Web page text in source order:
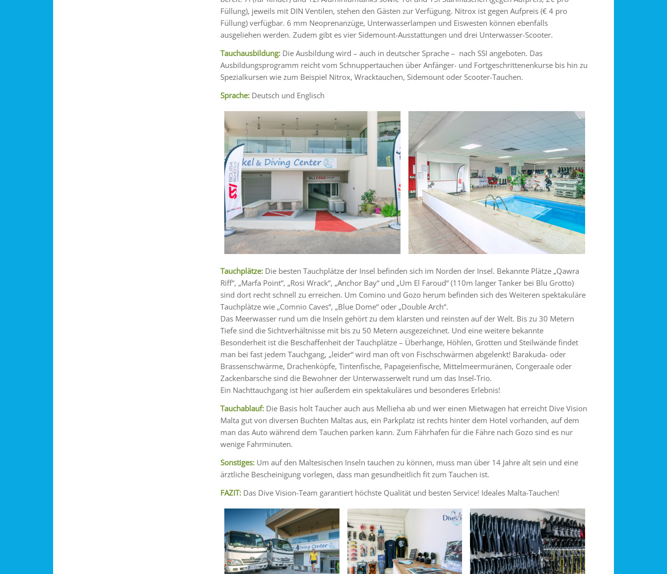
Füllung), jeweils mit DIN Ventilen, stehen den Gästen zur Verfügung. Nitrox ist gegen Aufpreis (€ 4 pro
Füllung) verfügbar. 6 mm Neoprenanzüge, Unterwasserlampen und Eiswesten können ebenfalls
ausgeliehen werden. Zudem gibt es vier Sidemount-Ausstattungen und drei Unterwasser-Scooter.
Tauchausbildung:Die Ausbildung wird – auch in deutscher Sprache – nach SSI angeboten. Das
Ausbildungsprogramm reicht vom Schnuppertauchen über Anfänger- und Fortgeschrittenenkurse bis hin zu
Spezialkursen wie zum Beispiel Nitrox, Wracktauchen, Sidemount oder Scooter-Tauchen.
Sprache:Deutsch und Englisch
Tauchplätze:Die besten Tauchplätze der Insel befinden sich im Norden der Insel. Bekannte Plätze „Qawra
Riff“, „Marfa Point“, „Rosi Wrack“, „Anchor Bay“ und „Um El Faroud“ (110m langer Tanker bei Blu Grotto)
sind dort recht schnell zu erreichen. Um Comino und Gozo herum befinden sich des Weiteren spektakuläre
Tauchplätze wie „Comnio Caves“, „Blue Dome“ oder „Double Arch“.
Das Meerwasser rund um die Inseln gehört zu dem klarsten und reinsten auf der Welt. Bis zu 30 Metern
Tiefe sind die Sichtverhältnisse mit bis zu 50 Metern ausgezeichnet. Und eine weitere bekannte
Besonderheit ist die Beschaffenheit der Tauchplätze – Überhange, Höhlen, Grotten und Steilwände findet
man bei fast jedem Tauchgang, „leider“ wird man oft von Fischschwärmen abgelenkt! Barakuda- oder
Brassenschwärme, Drachenköpfe, Tintenfische, Papageienfische, Mittelmeermuränen, Congeraale oder
Zackenbarsche sind die Bewohner der Unterwasserwelt rund um das Insel-Trio.
Ein Nachttauchgang ist hier außerdem ein spektakuläres und besonderes Erlebnis!
Tauchablauf:Die Basis holt Taucher auch aus Mellieha ab und wer einen Mietwagen hat erreicht Dive Vision
Malta gut von diversen Buchten Maltas aus, ein Parkplatz ist rechts hinter dem Hotel vorhanden, auf dem
man das Auto während dem Tauchen parken kann. Zum Fährhafen für die Fähre nach Gozo sind es nur
wenige Fahrminuten.
Sonstiges:Um auf den Maltesischen Inseln tauchen zu können, muss man über 14 Jahre alt sein und eine
ärztliche Bescheinigung vorlegen, dass man gesundheitlich fit zum Tauchen ist.
FAZIT: Das Dive Vision-Team garantiert höchste Qualität und besten Service! Ideales Malta-Tauchen!